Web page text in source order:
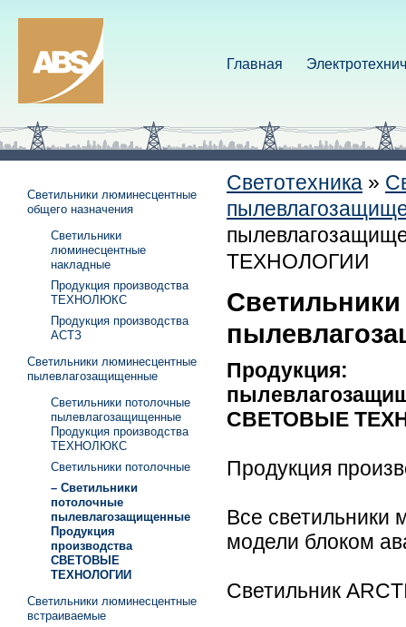
Главная
Светотехника »
ТЕХНОЛОГИИ
СВЕТОВЫЕ
Продукция
Все светильники
модели блоком
Светильник
Светильники люминесцентные
общего назначения
Светильники
люминесцентные
накладные
Продукция производства
ТЕХНОЛЮКС
Продукция производства
АСТЗ
Светильники люминесцентные
пылевлагозащищенные
Светильники потолочные
пылевлагозащищенные
Продукция производства
ТЕХНОЛЮКС
Светильники потолочные
– Светильники
потолочные
пылевлагозащищенные
Продукция
производства
СВЕТОВЫЕ
ТЕХНОЛОГИИ
Светильники люминесцентные
встраиваемые